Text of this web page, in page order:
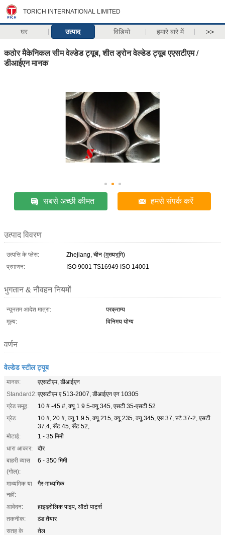
TORICH INTERNATIONAL LIMITED
घर उत्पाद विडियो हमारे बारे में >>
कठोर मैकेनिकल सीम वेल्डेड ट्यूब, शीत ड्रोन वेल्डेड ट्यूब एएसटीएम /
डीआईएन मानक
सबसे अच्छी कीमत हमसे संपर्क करें
उत्पाद विवरण
उत्पत्ति के प्लेस:
Zhejiang, चीन (मुख्यभूमि)
प्रमाणन:
ISO 9001 TS16949 ISO 14001
भुगतान & नौवहन नियमों
न्यूनतम आदेश मात्रा:
परक्राम्य
मूल्य:
विनिमय योग्य
वर्णन
वेल्डेड स्टील ट्यूब
मानक:
एएसटीएम, डीआईएन
Standard2:एएसटीएम ए 513-2007, डीआईएन एन 10305
ग्रेड समूह:
10 # -45 #, क्यू 1 9 5-क्यू 345, एसटी 35-एसटी 52
ग्रेड:
10 #, 20 #, क्यू 1 9 5, क्यू 215, क्यू 235, क्यू 345, एस 37, स्टै 37-2, एसटी
37.4, सेंट 45, सेंट 52,
मोटाई:
1 - 35 मिमी
धारा आकार:
दौर
बाहरी व्यास
(गोल):
6 - 350 मिमी
माध्यमिक या
नहीं:
गैर-माध्यमिक
आवेदन:
हाइड्रोलिक पाइप, ऑटो पार्ट्स
तकनीक:
ठंड तैयार
सतह के
तेल